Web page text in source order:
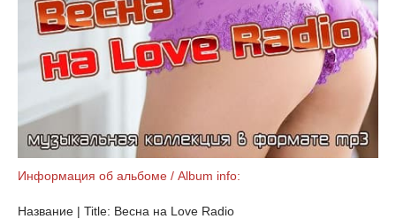
Информация об альбоме / Album info:
Название | Title: Весна на Love Radio